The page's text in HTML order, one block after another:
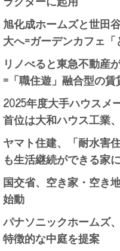
旭化成ホームズと世田
大へ=ガーデンカフェ
リノべると東急不動産
=「職住遊」融合型の
2025年度大手ハウスメ
首位は大和ハウス工業
ヤマト住建、「耐水害
も生活継続ができる家に
国交省、空き家・空き
始動
パナソニックホームズ
特徴的な中庭を提案